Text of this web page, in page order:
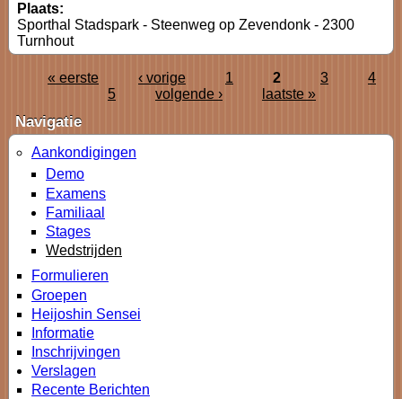
Plaats:
Sporthal Stadspark - Steenweg op Zevendonk - 2300
Turnhout
« eerste ‹ vorige 1 2 3
4
5
volgende › laatste »
Navigatie
Aankondigingen
Demo
Examens
Familiaal
Stages
Wedstrijden
Formulieren
Groepen
Heijoshin Sensei
Informatie
Inschrijvingen
Verslagen
Recente Berichten